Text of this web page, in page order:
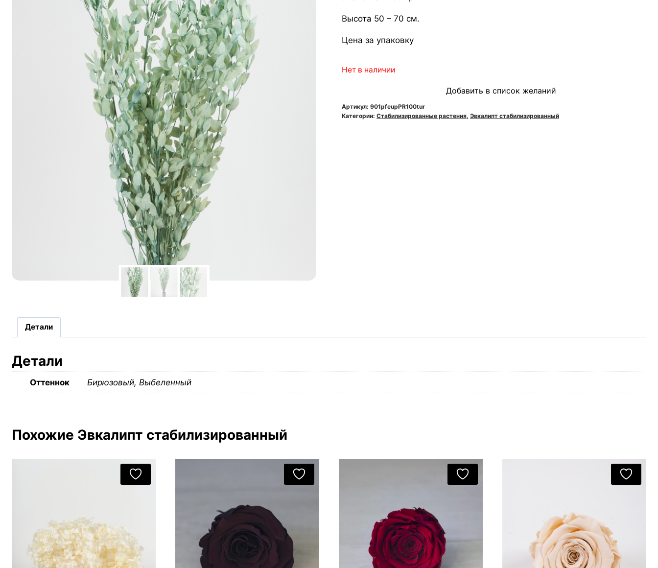
Высота 50 – 70 см.
Цена за упаковку
Нет в наличии
Добавить в список желаний
Артикул: 901pfeupPR100tur
Категории: Стабилизированные растения, Эвкалипт стабилизированный
Детали
Детали
Оттеннок Бирюзовый, Выбеленный
Похожие Эвкалипт стабилизированный